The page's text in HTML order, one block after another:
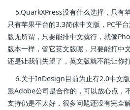
5.QuarkXPress没有什么选择，只有
只有苹果平台的3.3简体中文版，PC平
版无所谓，只要能排中文就行，就像
版本一样，管它英文版呢，只要能打中
还是让我们失望了，英文版就不能让你打
6.关于InDesign目前为止有2.0中文
跟Adobe公司是合作的，可以放心点，
支持仍是不太好，很多问题还没有完全